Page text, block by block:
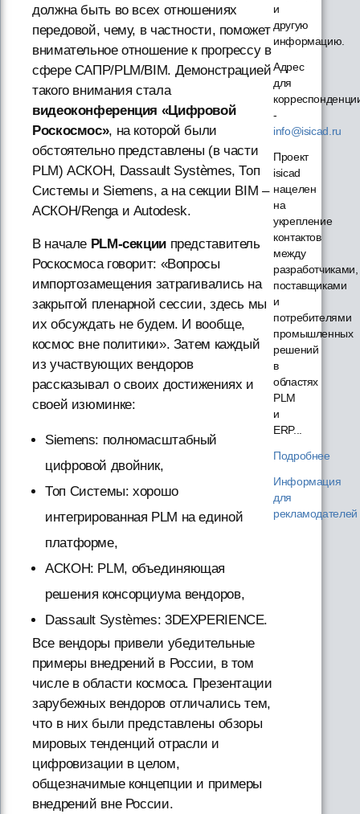
должна быть во всех отношениях
передовой, чему, в частности, поможет
внимательное отношение к прогрессу в
сфере САПР/PLM/BIM. Демонстрацией
такого внимания стала
видеоконференция «Цифровой
Роскосмос», на которой были
обстоятельно представлены (в части
PLM) АСКОН, Dassault Systèmes, Топ
Системы и Siemens, а на секции BIM –
АСКОН/Renga и Autodesk.
В начале PLM-секциипредставитель
Роскосмоса говорит: «Вопросы
импортозамещения затрагивались на
закрытой пленарной сессии, здесь мы
их обсуждать не будем. И вообще,
космос вне политики». Затем каждый
из участвующих вендоров
рассказывал о своих достижениях и
своей изюминке:
Siemens: полномасштабный
цифровой двойник,
Топ Системы: хорошо
интегрированная PLM на единой
платформе,
АСКОН: PLM, объединяющая
решения консорциума вендоров,
Dassault Systèmes: 3DEXPERIENCE.
Все вендоры привели убедительные
примеры внедрений в России, в том
числе в области космоса. Презентации
зарубежных вендоров отличались тем,
что в них были представлены обзоры
мировых тенденций отрасли и
цифровизации в целом,
общезначимые концепции и примеры
внедрений вне России.
и
другую
информацию.
Адрес
для
-
info@isicad.ru
Проект
isicad
нацелен
на
укрепление
контактов
между
разработчиками,
поставщиками
и
потребителями
промышленных
решений
в
областях
PLM
и
ERP...
Подробнее
Информация
для
рекламодателей